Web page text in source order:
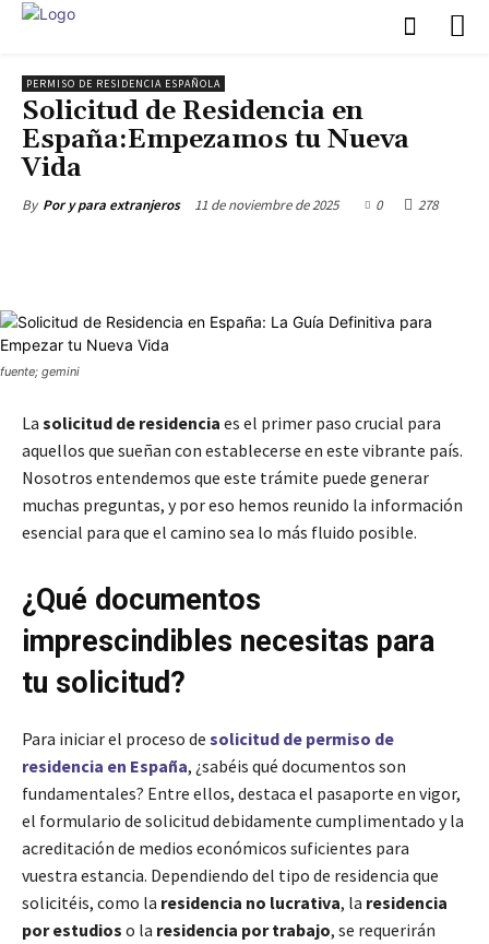
PERMISO DE RESIDENCIA ESPAÑOLA
Solicitud de Residencia en
España:Empezamos tu Nueva
Vida
By Por y para extranjeros 11 de noviembre de 2025 0 278
fuente; gemini
La solicitud de residencia es el primer paso crucial para
aquellos que sueñan con establecerse en este vibrante país.
Nosotros entendemos que este trámite puede generar
muchas preguntas, y por eso hemos reunido la información
esencial para que el camino sea lo más fluido posible.
¿Qué documentos
imprescindibles necesitas para
tu solicitud?
Para iniciar el proceso de solicitud de permiso de
residencia en España, ¿sabéis qué documentos son
fundamentales? Entre ellos, destaca el pasaporte en vigor,
el formulario de solicitud debidamente cumplimentado y la
acreditación de medios económicos suficientes para
vuestra estancia. Dependiendo del tipo de residencia que
solicitéis, como la residencia no lucrativa, la residencia
por estudios o la residencia por trabajo, se requerirán